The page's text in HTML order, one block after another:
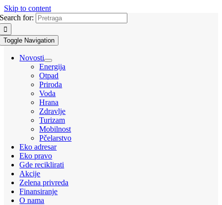
Skip to content
Search for:
Toggle Navigation
Novosti
Energija
Otpad
Priroda
Voda
Hrana
Zdravlje
Turizam
Mobilnost
Pčelarstvo
Eko adresar
Eko pravo
Gde reciklirati
Akcije
Zelena privreda
Finansiranje
O nama